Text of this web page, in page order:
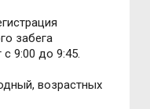
забега
9:00 до 9:45.
возрастных